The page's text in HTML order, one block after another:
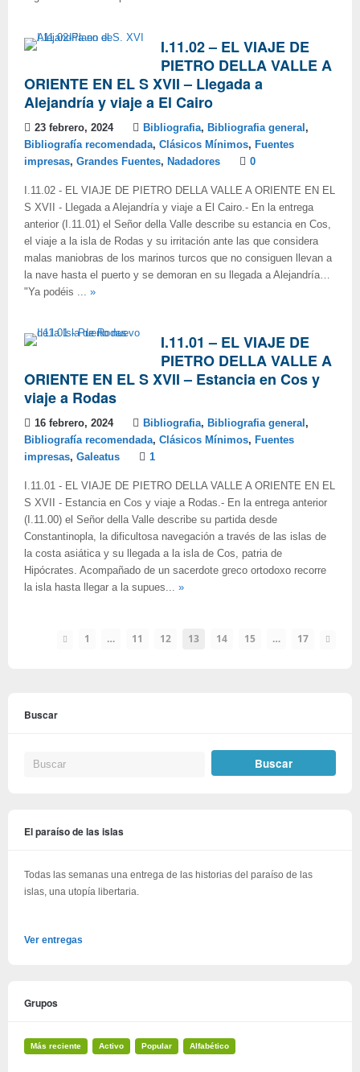
I.11.02 – EL VIAJE DE
PIETRO DELLA VALLE A
ORIENTE EN EL S XVII – Llegada a
Alejandría y viaje a El Cairo
23 febrero, 2024 Bibliografia, Bibliografia general ,
Bibliografía recomendada, Clásicos Mínimos, Fuentes
impresas, Grandes Fuentes, Nadadores 0
I.11.02 - EL VIAJE DE PIETRO DELLA VALLE A ORIENTE EN EL
S XVII - Llegada a Alejandría y viaje a El Cairo.- En la entrega
anterior (I.11.01) el Señor della Valle describe su estancia en Cos,
el viaje a la isla de Rodas y su irritación ante las que considera
malas maniobras de los marinos turcos que no consiguen llevan a
la nave hasta el puerto y se demoran en su llegada a Alejandría…
"Ya podéis ... »
I.11.01 – EL VIAJE DE
PIETRO DELLA VALLE A
ORIENTE EN EL S XVII – Estancia en Cos y
viaje a Rodas
16 febrero, 2024 Bibliografia, Bibliografia general ,
Bibliografía recomendada, Clásicos Mínimos, Fuentes
impresas, Galeatus 1
I.11.01 - EL VIAJE DE PIETRO DELLA VALLE A ORIENTE EN EL
S XVII - Estancia en Cos y viaje a Rodas.- En la entrega anterior
(I.11.00) el Señor della Valle describe su partida desde
Constantinopla, la dificultosa navegación a través de las islas de
la costa asiática y su llegada a la isla de Cos, patria de
Hipócrates. Acompañado de un sacerdote greco ortodoxo recorre
la isla hasta llegar a la supues... »
1 … 11 12 13 14 15 … 17
Buscar
El paraíso de las islas
Todas las semanas una entrega de las historias del paraíso de las
islas, una utopía libertaria.
Ver entregas
Grupos
Más reciente Activo Popular Alfabético